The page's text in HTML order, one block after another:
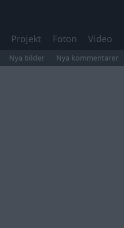
Projekt Foton Video
Nya bilder Nya kommentarer